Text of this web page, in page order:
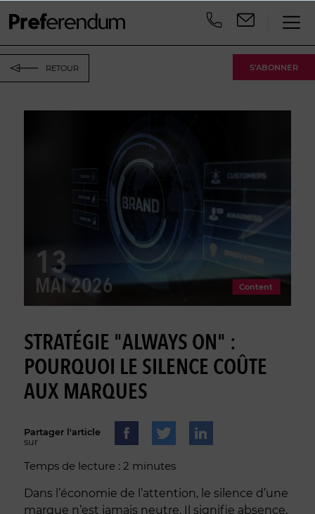
S'ABONNER
RETOUR
13
MAI 2026 Content
STRATÉGIE "ALWAYS ON" :
POURQUOI LE SILENCE COÛTE
AUX MARQUES
Partager l'article
sur
Temps de lecture : 2 minutes
Dans l’économie de l’attention, le silence d’une
marque n’est jamais neutre. Il signifie absence,